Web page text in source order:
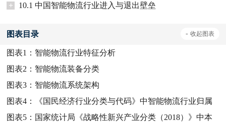
+
10.1 中国智能物流行业进入与退出壁垒
图表目录 - 收起图表
图表1： 智能物流行业特征分析
图表2： 智能物流装备分类
图表3： 智能物流系统架构
图表4：
《国民经济行业分类与代码》中智能物流行业归属
图表5： 国家统计局《战略性新兴产业分类（2018）》中本